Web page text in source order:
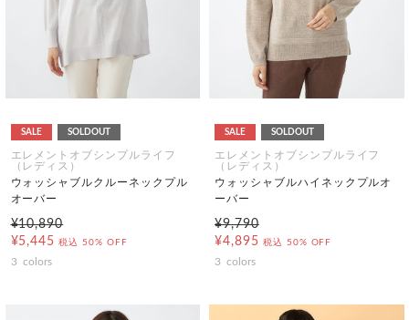
SALE SOLDOUT
エレメントオブシンプルライフ
（レディス）
ウォッシャブルクルーネックプル
オーバー
¥10,890
¥5,445 税込 50% OFF
3 colors
SALE SOLDOUT
エレメントオブシンプルライフ
（レディス）
ウォッシャブルハイネックプルオ
ーバー
¥9,790
¥4,895 税込 50% OFF
3 colors